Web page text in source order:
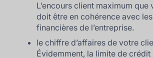
L’encours client maximum que
doit être en cohérence avec
financières de l’entreprise.
le chiffre d’affaires de votre
Évidemment, la limite de crédit